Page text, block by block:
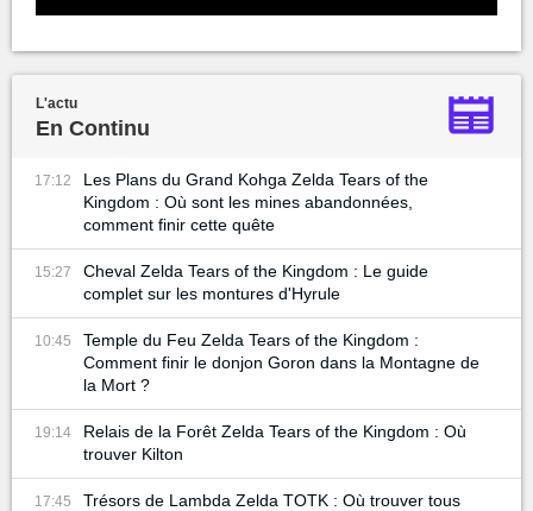
L'actu
En Continu
17:12
Les Plans du Grand Kohga Zelda Tears of the
Kingdom : Où sont les mines abandonnées,
comment finir cette quête
15:27
Cheval Zelda Tears of the Kingdom : Le guide
complet sur les montures d'Hyrule
10:45
Temple du Feu Zelda Tears of the Kingdom :
Comment finir le donjon Goron dans la Montagne de
la Mort ?
19:14
Relais de la Forêt Zelda Tears of the Kingdom : Où
trouver Kilton
17:45
Trésors de Lambda Zelda TOTK : Où trouver tous